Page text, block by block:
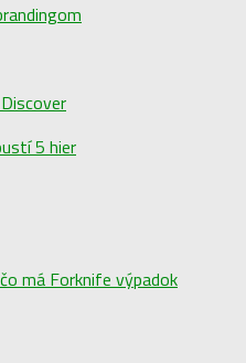
5 hier
má Forknife výpadok